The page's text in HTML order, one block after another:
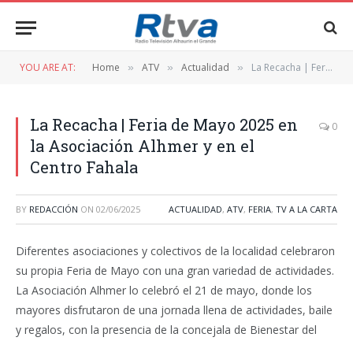
YOU ARE AT: Home » ATV » Actualidad » La Recacha | Feria de Mayo 2025 en la Asociación Alhmer y en el Centro Fahala
La Recacha | Feria de Mayo 2025 en
la Asociación Alhmer y en el
Centro Fahala
0
BY REDACCIÓN ON 02/06/2025 ACTUALIDAD, ATV, FERIA, TV A LA CARTA
Diferentes asociaciones y colectivos de la localidad celebraron
su propia Feria de Mayo con una gran variedad de actividades.
La Asociación Alhmer lo celebró el 21 de mayo, donde los
mayores disfrutaron de una jornada llena de actividades, baile
y regalos, con la presencia de la concejala de Bienestar del